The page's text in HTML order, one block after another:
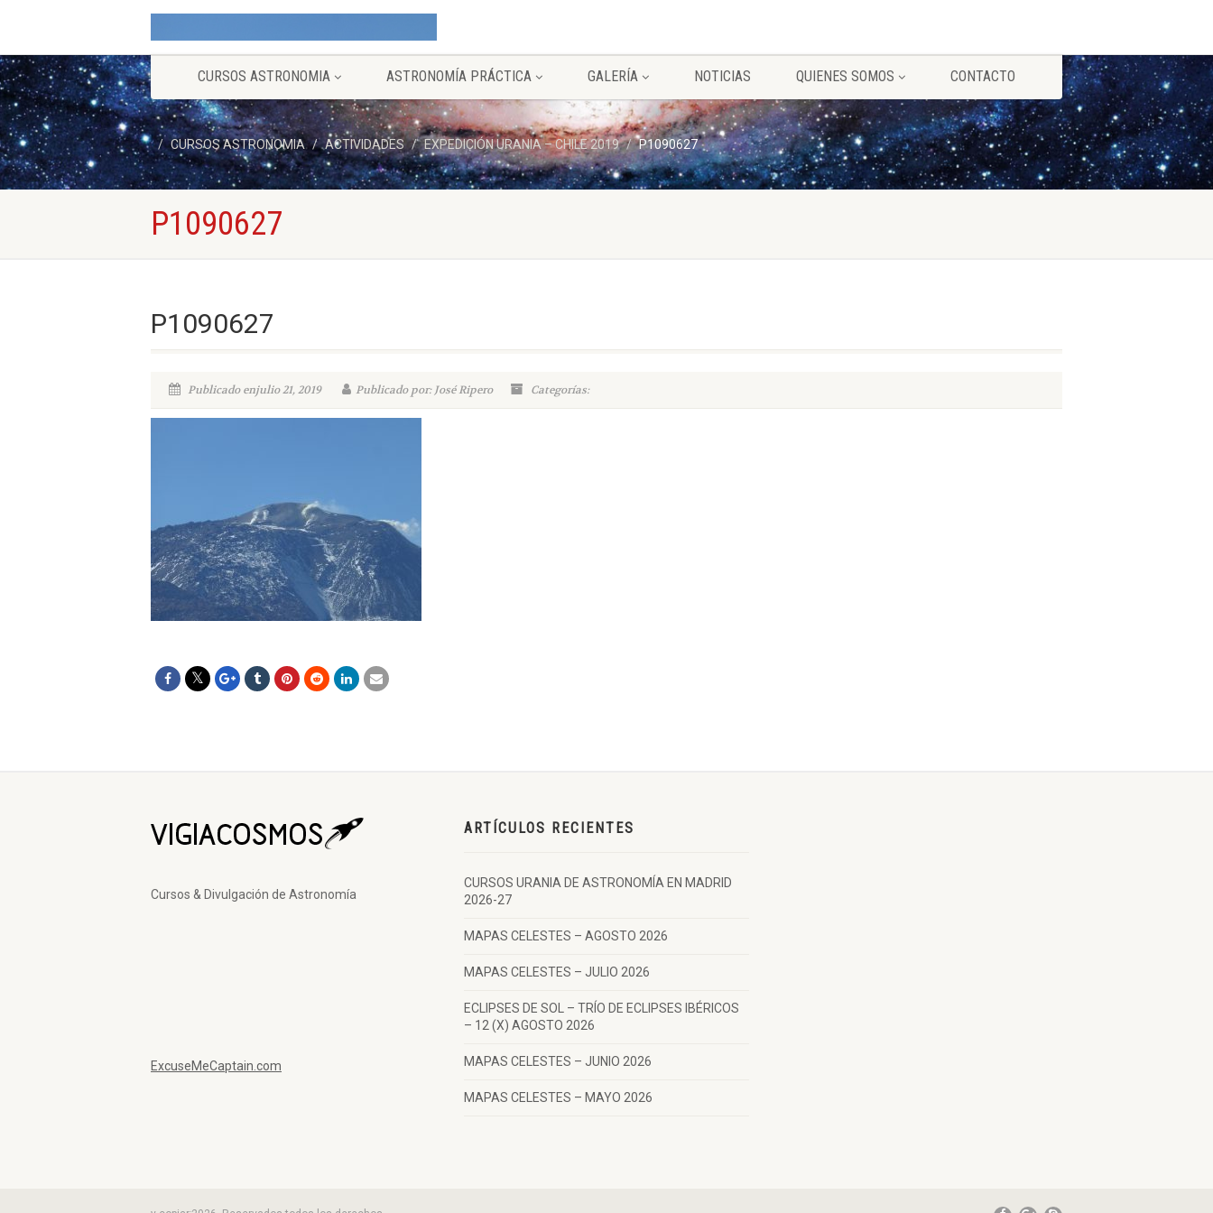
CURSOS ASTRONOMIA ASTRONOMÍA PRÁCTICA GALERÍA NOTICIAS QUIENES SOMOS CONTACTO
CURSOS ASTRONOMIA ACTIVIDADES EXPEDICIÓN URANIA – CHILE 2019 P1090627
P1090627
P1090627
Publicado enjulio 21, 2019 Publicado por: José Ripero Categorías:
Cursos & Divulgación de Astronomía
ExcuseMeCaptain.com
ARTÍCULOS RECIENTES
CURSOS URANIA DE ASTRONOMÍA EN MADRID
2026-27
MAPAS CELESTES – AGOSTO 2026
MAPAS CELESTES – JULIO 2026
ECLIPSES DE SOL – TRÍO DE ECLIPSES IBÉRICOS
– 12 (X) AGOSTO 2026
MAPAS CELESTES – JUNIO 2026
MAPAS CELESTES – MAYO 2026